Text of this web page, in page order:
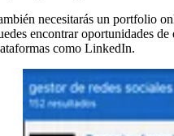
necesitarás un portfolio
encontrar oportunidades
como LinkedIn.